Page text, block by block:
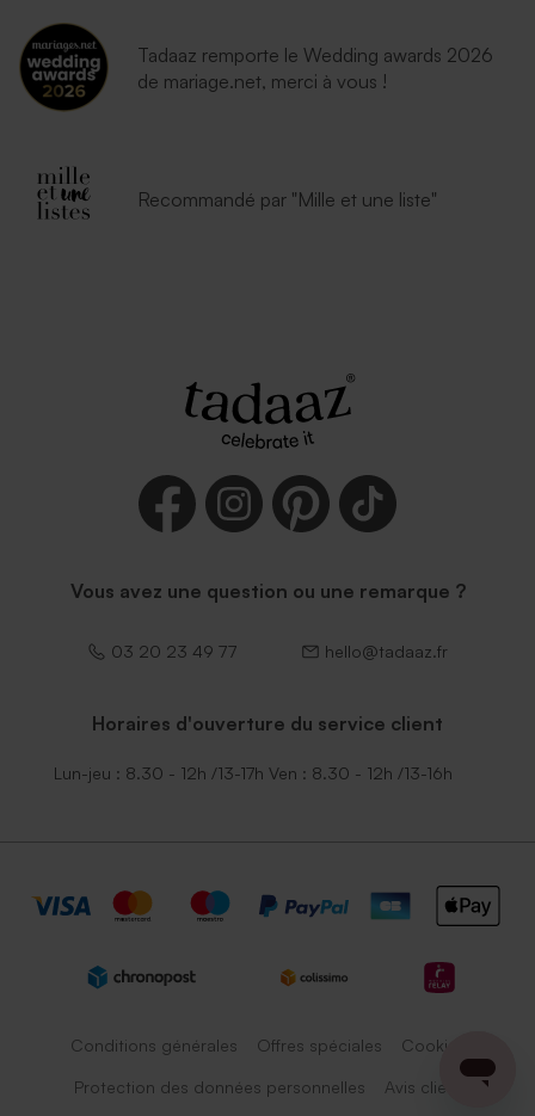
Tadaaz remporte le Wedding awards 2026
de mariage.net, merci à vous !
Recommandé par "Mille et une liste"
Vous avez une question ou une remarque ?
03 20 23 49 77 hello@tadaaz.fr
Horaires d'ouverture du service client
Lun-jeu : 8.30 - 12h /13-17h Ven : 8.30 - 12h /13-16h
Conditions générales Offres spéciales Cookies
Protection des données personnelles Avis client